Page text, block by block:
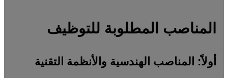
المناصب المطلوبة للتوظيف
أولاً: المناصب الهندسية والأنظمة التقنية